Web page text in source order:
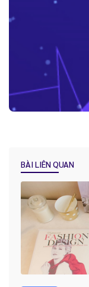
Tại sao việc Lưu
“dầu khí của kỷ
Hướng dẫn lựa
Nhân viên không
nghiệp?
BÀI LIÊN QUAN